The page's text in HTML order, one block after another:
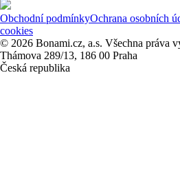
Obchodní podmínkyOchrana osobních
cookies
© 2026 Bonami.cz, a.s. Všechna práva
Thámova 289/13, 186 00 Praha
Česká republika